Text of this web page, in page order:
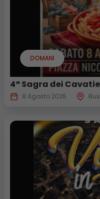
DOMANI
4ª Sagra dei
8 Agosto 2026